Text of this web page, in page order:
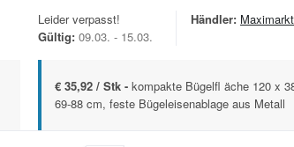
Leider verpasst!
Gültig: 09.03. - 15.03.
Händler: Maximarkt
€ 35,92 / Stk - kompakte Bügelfl äche 120 x
69-88 cm, feste Bügeleisenablage aus Metall